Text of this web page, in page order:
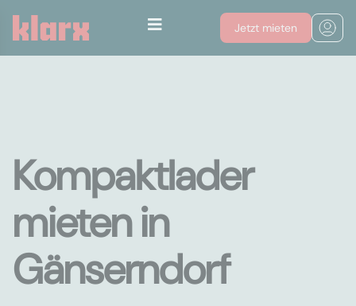
Jetzt mieten
Kompaktlader
mieten in
Gänserndorf